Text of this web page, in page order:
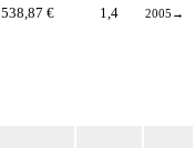
538,87 € 1,4 2005 →